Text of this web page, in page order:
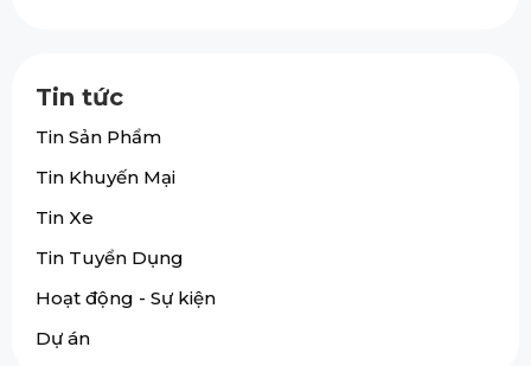
Tin tức
Tin Sản Phẩm
Tin Khuyến Mại
Tin Xe
Tin Tuyển Dụng
Hoạt động - Sự kiện
Dự án